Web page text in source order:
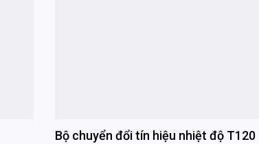
Bộ chuyển đổi tín hiệu nhiệt độ T120